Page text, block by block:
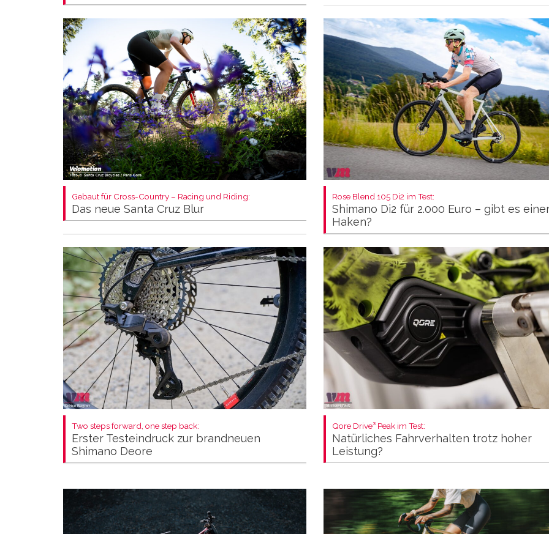
Gebaut für Cross-Country – Racing und Riding:
Das neue Santa Cruz Blur
Rose Blend 105 Di2 im Test:
Shimano Di2 für 2.000 Euro – gibt es
Haken?
Two steps forward, one step back:
Erster Testeindruck zur brandneuen
Shimano Deore
Qore Drive³ Peak im Test:
Natürliches Fahrverhalten trotz hoher
Leistung?